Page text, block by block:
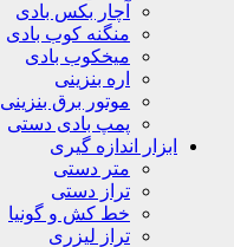
آچار بکس بادی
منگنه کوب بادی
میخکوب بادی
اره بنزینی
موتور برق بنزینی
پمپ بادی دستی
ابزار اندازه گیری
متر دستی
تراز دستی
خط کش و گونیا
تراز لیزری